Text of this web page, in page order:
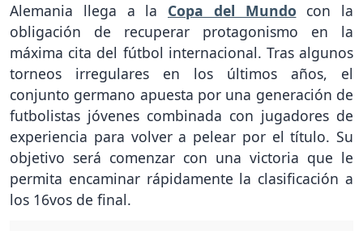
Alemania llega a la Copa del Mundo con la
obligación de recuperar protagonismo en la
máxima cita del fútbol internacional. Tras algunos
torneos irregulares en los últimos años, el
conjunto germano apuesta por una generación de
futbolistas jóvenes combinada con jugadores de
experiencia para volver a pelear por el título. Su
objetivo será comenzar con una victoria que le
permita encaminar rápidamente la clasificación a
los 16vos de final.